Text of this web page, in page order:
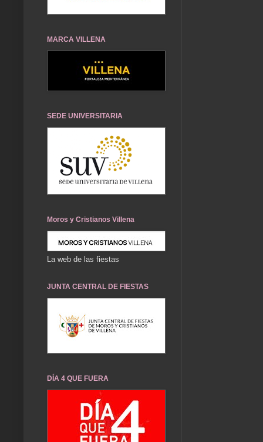
MARCA VILLENA
SEDE UNIVERSITARIA
Moros y Cristianos Villena
La web de las fiestas
JUNTA CENTRAL DE FIESTAS
DÍA 4 QUE FUERA